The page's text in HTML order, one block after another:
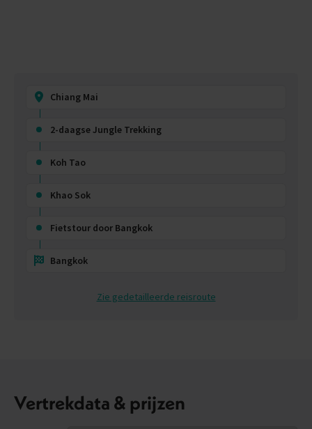
Chiang Mai
2-daagse Jungle Trekking
Koh Tao
Khao Sok
Fietstour door Bangkok
Bangkok
Zie gedetailleerde reisroute
Vertrekdata & prijzen